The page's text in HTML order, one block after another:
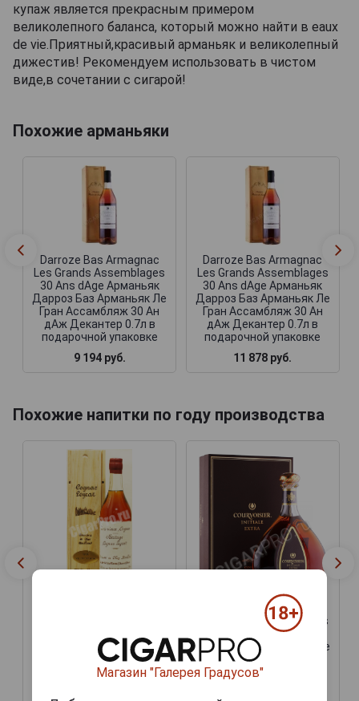
купаж является прекрасным примером
великолепного баланса, который можно найти в eaux
de vie.Приятный,красивый арманьяк и великолепный
дижестив! Рекомендуем использовать в чистом
виде,в сочетании с сигарой!
Похожие арманьяки
Darroze Bas Armagnac
Les Grands Assemblages
30 Ans dAge Арманьяк
Дарроз Баз Арманьяк Ле
Гран Ассамбляж 30 Ан
дАж Декантер 0.7л в
подарочной упаковке
9 194 руб.
Darroze Bas Armagnac
Les Grands Assemblages
30 Ans dAge Арманьяк
Дарроз Баз Арманьяк Ле
Гран Ассамбляж 30 Ан
дАж Декантер 0.7л в
подарочной упаковке
11 878 руб.
Похожие напитки по году производства
Дарроз Баз Арманьяк Ле
Гран Ассамбляж 30 Ан
дАж Декантер 0.7л в
Darroze Bas Armagnac
Les Grands Assemblages
30 Ans dAge Арманьяк
Дарроз Баз Арманьяк Ле
Гран Ассамбляж 30 Ан
дАж Декантер 0.7л в
Магазин "Галерея Градусов"